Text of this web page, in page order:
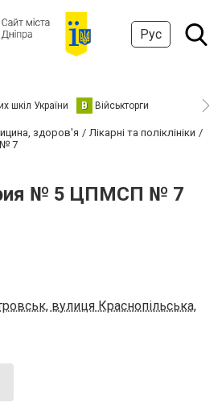
Рус
шкіл України В Військторги
здоров'я
Лікарні та поліклініки
7
№ 5 ЦПМСП № 7
вулиця Краснопільська,